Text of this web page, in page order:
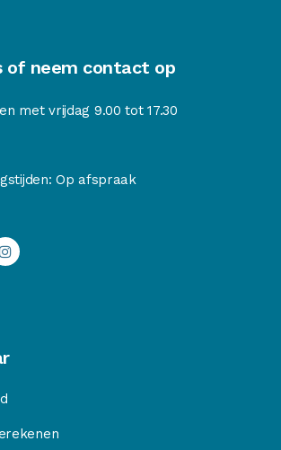
of neem contact op
met vrijdag 9.00 tot 17.30
Op afspraak